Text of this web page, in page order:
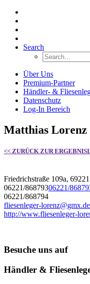
Search
Über Uns
Premium-Partner
Händler- &
Datenschutz
Log-In Bereich
Matthias Lorenz
<< ZURÜCK ZUR
Friedrichstraße 109a,
06221/86879306221/
06221/868794
fliesenleger-lorenz@gmx.de
http://www.fliesenleger-
Besuche uns auf
Händler &